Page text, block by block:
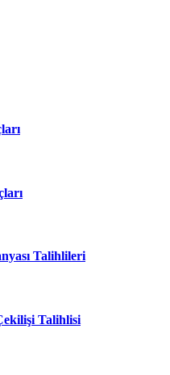
Talihlileri
Talihlisi